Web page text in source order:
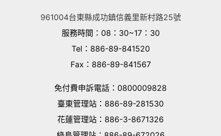
961004台東縣成功鎮信義里新村路25號
服務時間 ：08：30~17：30
Tel：886-89-841520
Fax：886-89-841567
免付費申訴電話 ： 0800009828
臺東管理站 ： 886-89-281530
花蓮管理站 ： 886-3-8671326